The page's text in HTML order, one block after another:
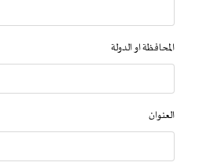
المحافظة او الدولة
العنوان